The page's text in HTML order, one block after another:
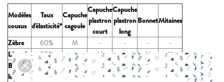
Modèles
cousus
Taux
d'élasticité*
Capuche
cagoule
Capuche
plastron
court
Capuche
plastron
long
BonnetMitaines
Zèbre 60% M - - -
-
Léo gris
80% - M - M
M
Beige
lurex
120% - - S
S